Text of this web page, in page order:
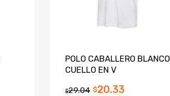
POLO CABALLERO BLANCO
CUELLO EN V
$29.04 $20.33